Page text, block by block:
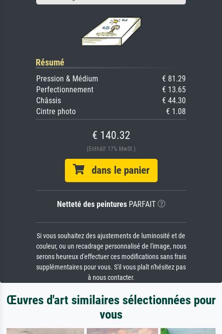
Résumé
Pression & Médium
€ 81.29
Perfectionnement
€ 13.65
Châssis
€ 44.30
Cintre photo
€ 1.08
€ 140.32
(Enthält 17% MwSt.)
dans le panier
Netteté des peinturesPARFAIT
Si vous souhaitez des ajustements de luminosité et de
couleur, ou un recadrage personnalisé de l'image, nous
serons heureux d'effectuer ces modifications sans frais
supplémentaires pour vous. S'il vous plaît n'hésitez pas
à nous contacter.
Œuvres d'art similaires sélectionnées pour
vous